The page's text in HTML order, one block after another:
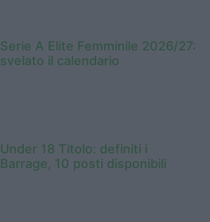
Serie A Elite Femminile 2026/27:
svelato il calendario
Under 18 Titolo: definiti i
Barrage, 10 posti disponibili